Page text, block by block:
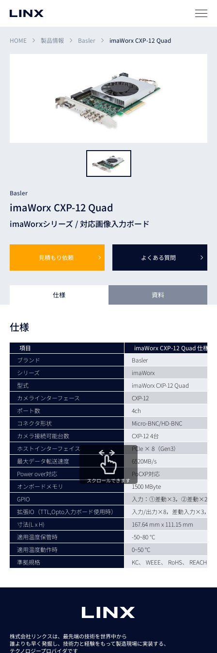
サポート
HOME 製品情報 Basler imaWorx CXP-12 Quad
Basler
imaWorx CXP-12 Quad
imaWorxシリーズ /対応画像入力ボード
見積もり依頼 よくある質問
仕様 資料
仕様
項目
imaWorx CXP-12 Quad 仕様
ブランド
Basler
シリーズ
imaWorx
型式
imaWorx CXP-12 Quad
カメラインターフェース
CXP-12
ポート数
4ch
コネクタ形状
Micro-BNC/HD-BNC
カメラ接続可能台数
CXP-12 4台
ホストインターフェイス
PCIe × 8（Gen3）
最大データ転送速度
6520MB/s
Power over対応
PoCXP対応
オンボードメモリ
1500 MByte
GPIO
入力：①差動×3，②差動×2 +
拡張IO（TTL,Opto入力ボード使用時）
入力/出力×8，差動入力×3，
寸法(L x H)
167.64 mm x 111.15 mm
適用温度保管時
-50~80 °C
適用温度動作時
0~50 °C
準拠規格
KC、 WEEE、 RoHS、 REACH、
スクロールできます
株式会社リンクスは、最先端の技術を世界中から
誰よりも早く発掘し、技術力と経験をもって製造現場に実装する、
テクノロジープロバイダです